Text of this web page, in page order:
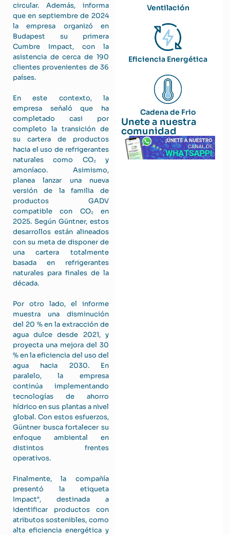
circular. Además, informa
que en septiembre de 2024
la empresa organizó en
Budapest su primera
Cumbre Impact, con la
asistencia de cerca de 190
clientes provenientes de 36
países.
En este contexto, la
empresa señaló que ha
completado casi por
completo la transición de
su cartera de productos
hacia el uso de refrigerantes
naturales como CO₂ y
amoníaco. Asimismo,
planea lanzar una nueva
versión de la familia de
productos GADV
compatible con CO₂ en
2025. Según Güntner, estos
desarrollos están alineados
con su meta de disponer de
una cartera totalmente
basada en refrigerantes
naturales para finales de la
década.
Por otro lado, el informe
muestra una disminución
del 20 % en la extracción de
agua dulce desde 2021, y
proyecta una mejora del 30
% en la eficiencia del uso del
agua hacia 2030. En
paralelo, la empresa
continúa implementando
tecnologías de ahorro
hídrico en sus plantas a nivel
global. Con estos esfuerzos,
Güntner busca fortalecer su
enfoque ambiental en
distintos frentes
operativos.
Finalmente, la compañía
presentó la etiqueta
Impact°, destinada a
identificar productos con
atributos sostenibles, como
alta eficiencia energética y
Ventilación
Eficiencia Energética
Cadena de Frio
Unete a nuestra
comunidad